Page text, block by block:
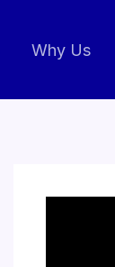
Why Us